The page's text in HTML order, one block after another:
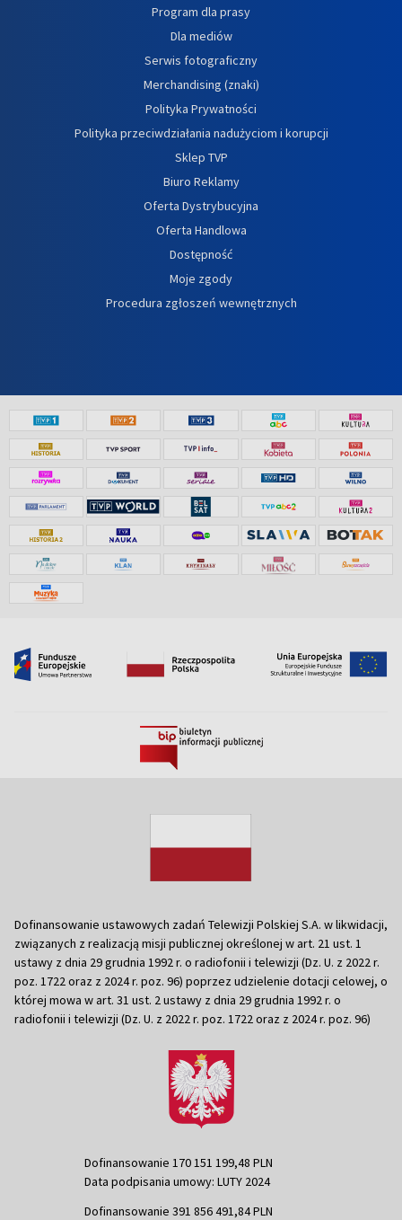
Program dla prasy
Dla mediów
Serwis fotograficzny
Merchandising (znaki)
Polityka Prywatności
Polityka przeciwdziałania nadużyciom i korupcji
Sklep TVP
Biuro Reklamy
Oferta Dystrybucyjna
Oferta Handlowa
Dostępność
Moje zgody
Procedura zgłoszeń wewnętrznych
Dofinansowanie ustawowych zadań Telewizji Polskiej S.A. w likwidacji,
związanych z realizacją misji publicznej określonej w art. 21 ust. 1
ustawy z dnia 29 grudnia 1992 r. o radiofonii i telewizji (Dz. U. z 2022 r.
poz. 1722 oraz z 2024 r. poz. 96) poprzez udzielenie dotacji celowej, o
której mowa w art. 31 ust. 2 ustawy z dnia 29 grudnia 1992 r. o
radiofonii i telewizji (Dz. U. z 2022 r. poz. 1722 oraz z 2024 r. poz. 96)
Dofinansowanie 170 151 199,48 PLN
Data podpisania umowy: LUTY 2024
Dofinansowanie 391 856 491,84 PLN